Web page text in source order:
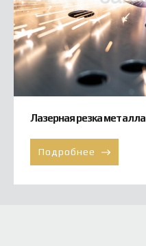
Лазерная резка металла
Подробнее